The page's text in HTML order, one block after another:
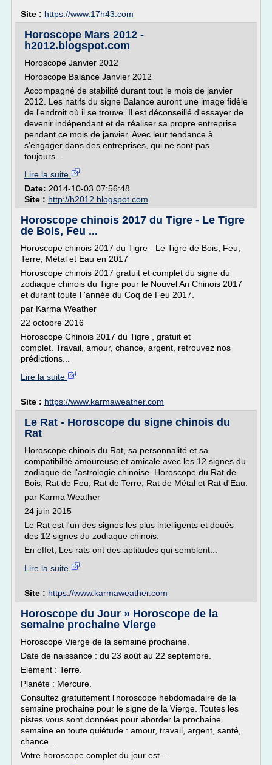
Site : https://www.17h43.com
Horoscope Mars 2012 -
h2012.blogspot.com
Horoscope Janvier 2012
Horoscope Balance Janvier 2012
Accompagné de stabilité durant tout le mois de janvier
2012. Les natifs du signe Balance auront une image fidèle
de l'endroit où il se trouve. Il est déconseillé d'essayer de
devenir indépendant et de réaliser sa propre entreprise
pendant ce mois de janvier. Avec leur tendance à
s'engager dans des entreprises, qui ne sont pas
toujours...
Lire la suite
Date: 2014-10-03 07:56:48
Site : http://h2012.blogspot.com
Horoscope chinois 2017 du Tigre - Le Tigre
de Bois, Feu ...
Horoscope chinois 2017 du Tigre - Le Tigre de Bois, Feu,
Terre, Métal et Eau en 2017
Horoscope chinois 2017 gratuit et complet du signe du
zodiaque chinois du Tigre pour le Nouvel An Chinois 2017
et durant toute l 'année du Coq de Feu 2017.
par Karma Weather
22 octobre 2016
Horoscope Chinois 2017 du Tigre , gratuit et
complet. Travail, amour, chance, argent, retrouvez nos
prédictions...
Lire la suite
Site : https://www.karmaweather.com
Le Rat - Horoscope du signe chinois du
Rat
Horoscope chinois du Rat, sa personnalité et sa
compatibilité amoureuse et amicale avec les 12 signes du
zodiaque de l'astrologie chinoise. Horoscope du Rat de
Bois, Rat de Feu, Rat de Terre, Rat de Métal et Rat d'Eau.
par Karma Weather
24 juin 2015
Le Rat est l'un des signes les plus intelligents et doués
des 12 signes du zodiaque chinois.
En effet, Les rats ont des aptitudes qui semblent...
Lire la suite
Site : https://www.karmaweather.com
Horoscope du Jour » Horoscope de la
semaine prochaine Vierge
Horoscope Vierge de la semaine prochaine.
Date de naissance : du 23 août au 22 septembre.
Elément : Terre.
Planète : Mercure.
Consultez gratuitement l'horoscope hebdomadaire de la
semaine prochaine pour le signe de la Vierge. Toutes les
pistes vous sont données pour aborder la prochaine
semaine en toute quiétude : amour, travail, argent, santé,
chance...
Votre horoscope complet du jour est...